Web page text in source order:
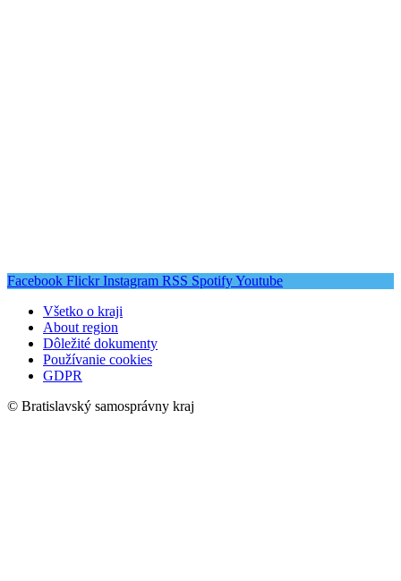
Facebook Flickr Instagram RSS SpotifyYoutube
Všetko o kraji
About region
Dôležité dokumenty
Používanie cookies
GDPR
© Bratislavský samosprávny kraj